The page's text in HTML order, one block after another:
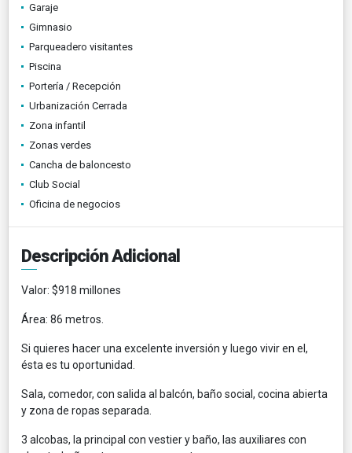
Garaje
Gimnasio
Parqueadero visitantes
Piscina
Portería / Recepción
Urbanización Cerrada
Zona infantil
Zonas verdes
Cancha de baloncesto
Club Social
Oficina de negocios
Descripción Adicional
Valor: $918 millones
Área: 86 metros.
Si quieres hacer una excelente inversión y luego vivir en el,
ésta es tu oportunidad.
Sala, comedor, con salida al balcón, baño social, cocina abierta
y zona de ropas separada.
3 alcobas, la principal con vestier y baño, las auxiliares con